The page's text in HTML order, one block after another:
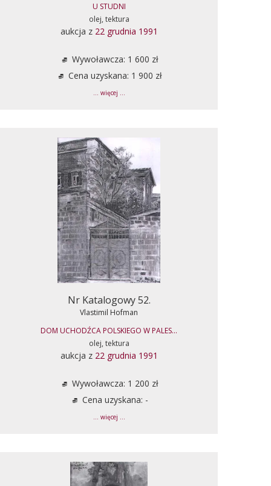
U STUDNI
olej, tektura
aukcja z 22 grudnia 1991
Wywoławcza: 1 600 zł
Cena uzyskana: 1 900 zł
... więcej ...
Nr Katalogowy 52.
Vlastimil Hofman
DOM UCHODŹCA POLSKIEGO W PALES...
olej, tektura
aukcja z 22 grudnia 1991
Wywoławcza: 1 200 zł
Cena uzyskana: -
... więcej ...